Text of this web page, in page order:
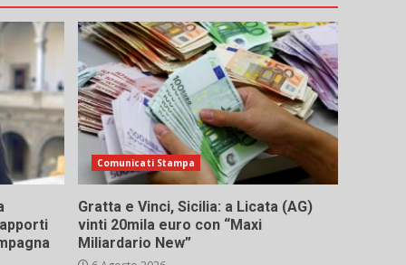
Comunicati Stampa
Gratta e Vinci, Sicilia: a Licata (AG)
vinti 20mila euro con “Maxi
Miliardario New”